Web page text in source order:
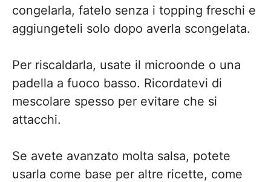
congelarla, fatelo senza i topping freschi e
aggiungeteli solo dopo averla scongelata.
Per riscaldarla, usate il microonde o una
padella a fuoco basso. Ricordatevi di
mescolare spesso per evitare che si
attacchi.
Se avete avanzato molta salsa, potete
usarla come base per altre ricette, come